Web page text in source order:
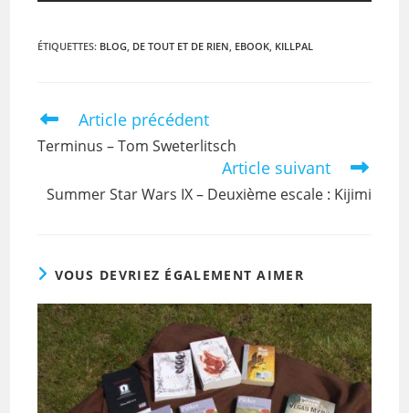
ÉTIQUETTES: BLOG, DE TOUT ET DE RIEN, EBOOK, KILLPAL
Article précédent
Terminus – Tom Sweterlitsch
Article suivant
Summer Star Wars IX – Deuxième escale : Kijimi
VOUS DEVRIEZ ÉGALEMENT AIMER